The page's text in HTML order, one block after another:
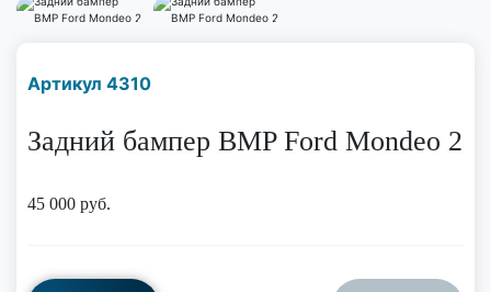
Артикул 4310
Задний бампер BMP Ford Mondeo 2
45 000 руб.